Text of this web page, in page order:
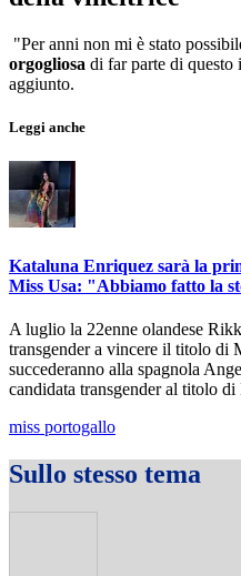
"Per anni non mi è stato
orgogliosa di far parte di
aggiunto.
Leggi anche
Kataluna Enriquez sarà la
Miss Usa: "Abbiamo fatto la
A luglio la 22enne olandese
transgender a vincere il titolo di
succederanno alla spagnola
candidata transgender al titolo
miss portogallo
Sullo stesso tema